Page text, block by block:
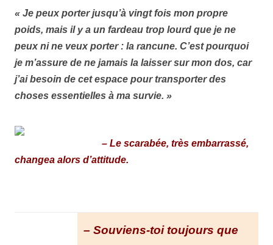
« Je peux porter jusqu’à vingt fois mon propre
poids, mais il y a un fardeau trop lourd que je ne
peux ni ne veux porter : la rancune. C’est pourquoi
je m’assure de ne jamais la laisser sur mon dos, car
j’ai besoin de cet espace pour transporter des
choses essentielles à ma survie. »
– Le scarabée, très embarrassé,
changea alors d’attitude.
– Souviens-toi toujours que